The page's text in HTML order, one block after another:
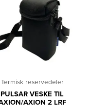
Termisk reservedeler
PULSAR VESKE TIL
AXION 2 LRF